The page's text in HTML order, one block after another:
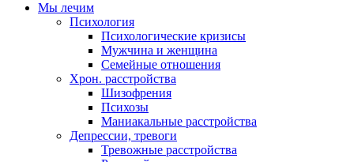
Мы лечим
Психология
Психологические кризисы
Мужчина и женщина
Семейные отношения
Хрон. расстройства
Шизофрения
Психозы
Маниакальные расстройства
Депрессии, тревоги
Тревожные расстройства